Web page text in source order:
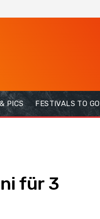
PICS FESTIVALS TO GO
für 3